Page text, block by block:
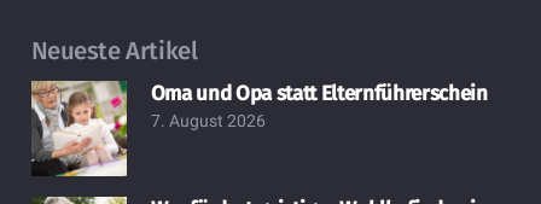
Neueste Artikel
Oma und Opa statt Elternführerschein
7. August 2026